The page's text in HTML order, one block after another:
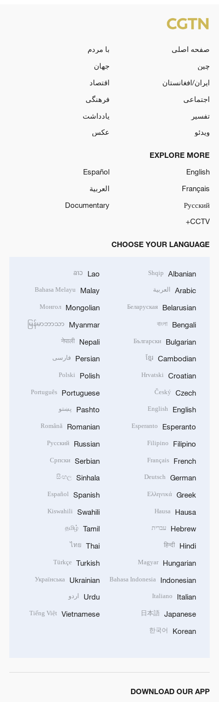
صفحه اصلی
با مردم
چین
جهان
ایران/افغانستان
اقتصاد
اجتماعی
فرهنگی
تفسیر
یادداشت
ویدئو
عکس
EXPLORE MORE
English
Español
Français
العربية
Русский
Documentary
CCTV+
CHOOSE YOUR LANGUAGE
Albanian
Shqip
Arabic العربية
Belarusian
Беларуская
Bengali
বাংলা
Bulgarian
Български
Cambodian
ខ្មែរ
Croatian
Hrvatski
Czech
Český
English
English
Esperanto
Esperanto
Filipino
Filipino
French
Français
German
Deutsch
Greek
Ελληνικά
Hausa
Hausa
Hebrew עברית
Hindi
हिन्दी
Hungarian
Magyar
Indonesian
Bahasa Indonesia
Italian
Italiano
Japanese
日本語
Korean
한국어
Lao
ລາວ
Malay
Bahasa Melayu
Mongolian
Монгол
Myanmar
မြန်မာဘာသာ
Nepali
नेपाली
Persian فارسی
Polish
Polski
Portuguese
Português
Pashto پښتو
Romanian
Română
Russian
Русский
Serbian
Српски
Sinhala
සිංහල
Spanish
Español
Swahili
Kiswahili
Tamil
தமிழ்
Thai
ไทย
Turkish
Türkçe
Ukrainian
Українська
Urdu اردو
Vietnamese
Tiếng Việt
DOWNLOAD OUR APP